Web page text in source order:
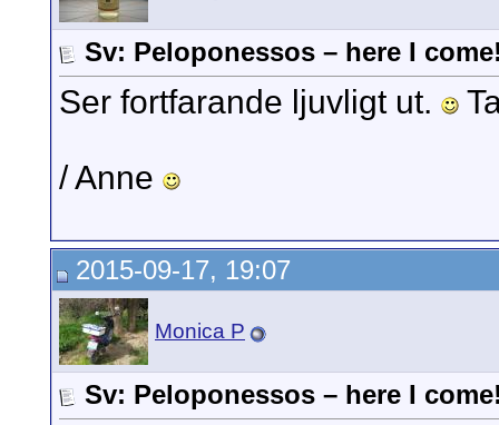
Sv: Peloponessos – here I
Ser fortfarande ljuvligt ut.
/ Anne
2015-09-17, 19:07
Monica P
Sv: Peloponessos – here I